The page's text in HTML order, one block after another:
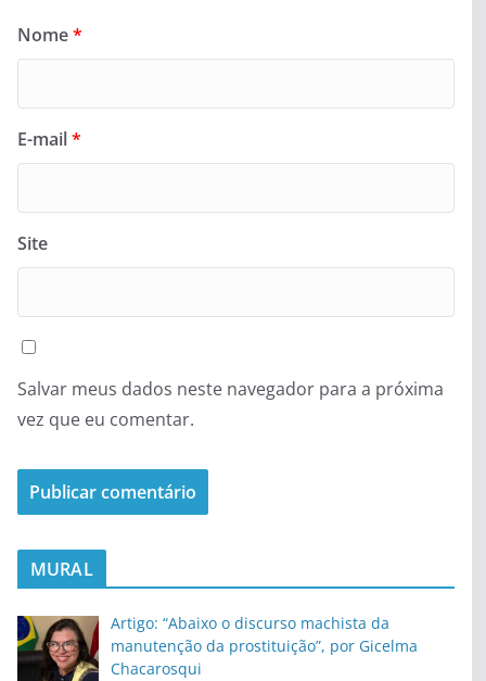
Nome*
E-mail*
Site
Salvar meus dados neste navegador para a próxima
vez que eu comentar.
MURAL
Artigo: “Abaixo o discurso machista da
manutenção da prostituição”, por Gicelma
Chacarosqui